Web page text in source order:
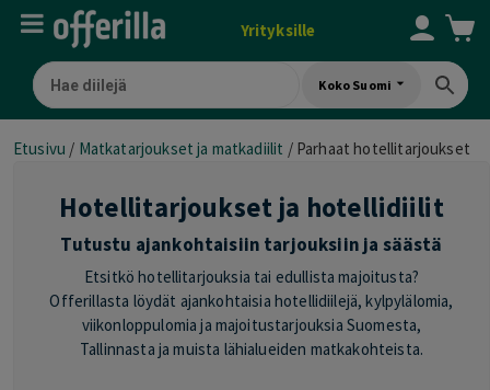
Yrityksille
Koko Suomi
Etusivu / Matkatarjoukset ja matkadiilit /Parhaat hotellitarjoukset
Hotellitarjoukset ja hotellidiilit
Tutustu ajankohtaisiin tarjouksiin ja säästä
Etsitkö hotellitarjouksia tai edullista majoitusta?
Offerillasta löydät ajankohtaisia hotellidiilejä, kylpylälomia,
viikonloppulomia ja majoitustarjouksia Suomesta,
Tallinnasta ja muista lähialueiden matkakohteista.